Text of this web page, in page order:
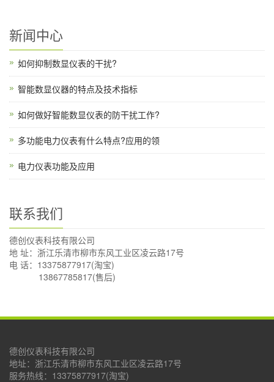
新闻中心
如何抑制数显仪表的干扰?
智能数显仪器的特点及技术指标
如何做好智能数显仪表的防干扰工作?
多功能电力仪表有什么特点?应用的领
电力仪表功能及应用
联系我们
德创仪表科技有限公司
地 址：浙江乐清市柳市东风工业区凌云路17号
电 话：13375877917(淘宝)
13867785817(售后)
德创仪表科技有限公司
地址：浙江乐清市柳市东风工业区凌云路17号
服务热线：13375877917(淘宝)